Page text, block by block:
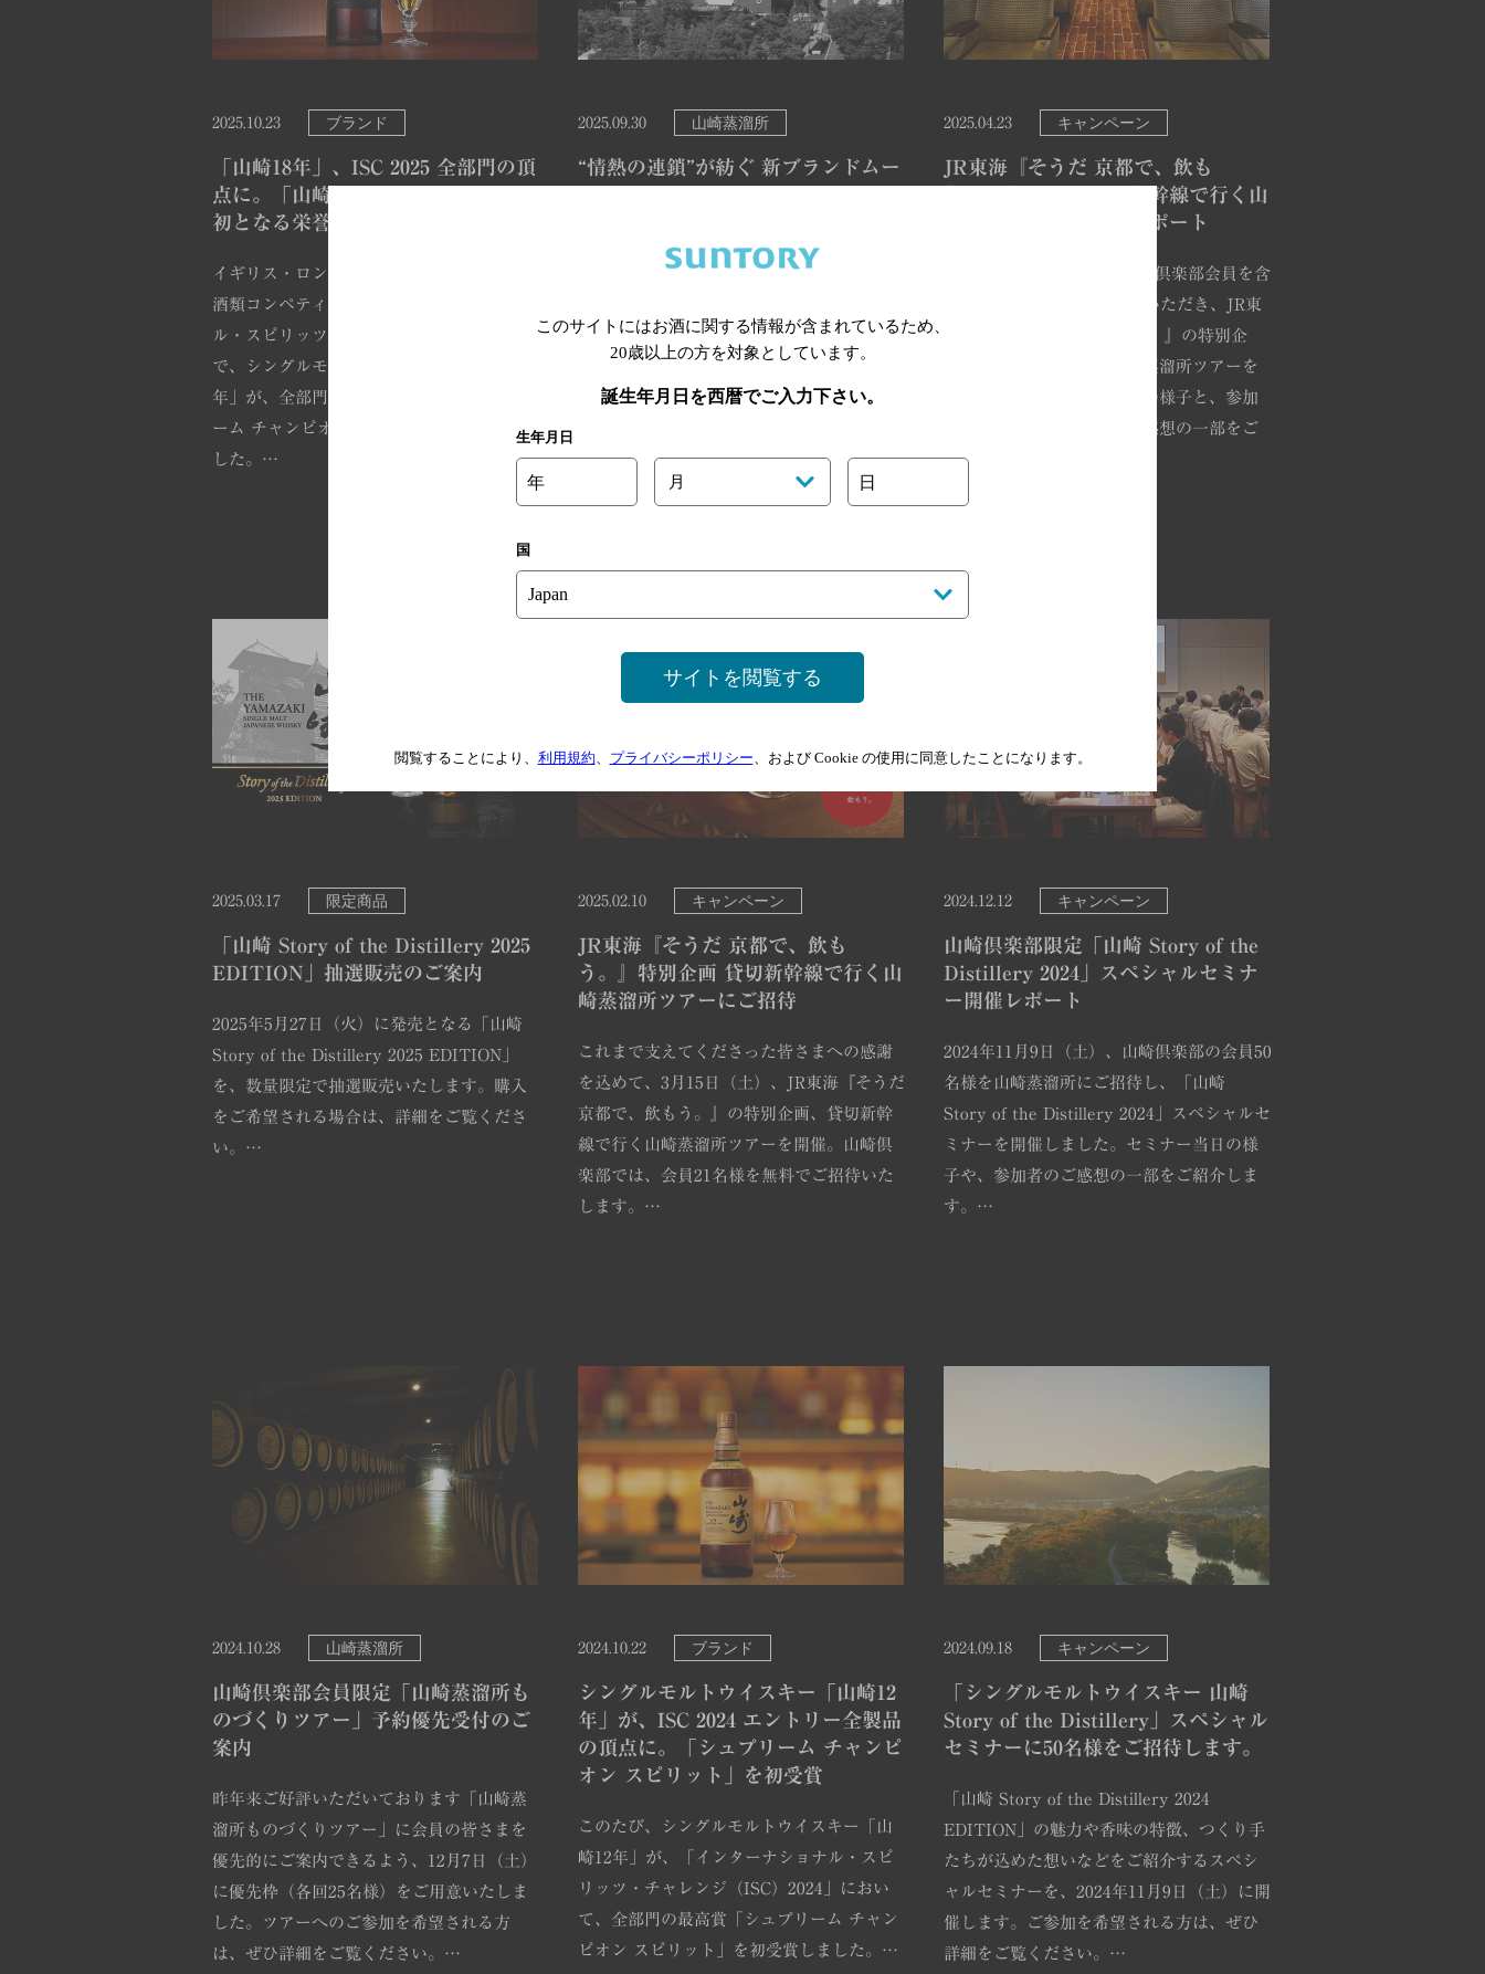
2025.10.23 ブランド
「山崎18年」、ISC 2025 全部門の頂
点に。「山崎」ブランドが ISC 史上
初となる栄誉を獲得。
イギリス・ロンドンで開催された世界的な
酒類コンペティション「インターナショナ
ル・スピリッツ・チャレンジ（ISC）2025」
で、シングルモルトウイスキー「山崎18
年」が、全部門における最高賞「シュプリ
ーム チャンピオン スピリット」を受賞しま
した。…
2025.09.30 山崎蒸溜所
“情熱の連鎖”が紡ぐ 新ブランドムー
山崎蒸溜所の職員たちの声をもとに、時を
くりへの想いを表現した「山崎」のブラン
ドムービーをご覧ください。…
2025.04.23 キャンペーン
JR東海『そうだ 京都で、飲も
う。』特別企画 貸切新幹線で行く山
崎蒸溜所ツアー 開催レポート
2025年3月15日（土）、山崎倶楽部会員を含
む約40名のゲストにご参加いただき、JR東
海『そうだ 京都で、飲もう。』の特別企
画、貸切新幹線で行く山崎蒸溜所ツアーを
実施しました。ツアー当日の様子と、参加
者からお寄せいただいたご感想の一部をご
紹介いたします。…
2025.03.17 限定商品
「山崎 Story of the Distillery 2025
EDITION」抽選販売のご案内
2025年5月27日（火）に発売となる「山崎
Story of the Distillery 2025 EDITION」
を、数量限定で抽選販売いたします。購入
をご希望される場合は、詳細をご覧くださ
い。…
2025.02.10 キャンペーン
JR東海『そうだ 京都で、飲も
う。』特別企画 貸切新幹線で行く山
崎蒸溜所ツアーにご招待
これまで支えてくださった皆さまへの感謝
を込めて、3月15日（土）、JR東海『そうだ
京都で、飲もう。』の特別企画、貸切新幹
線で行く山崎蒸溜所ツアーを開催。山崎倶
楽部では、会員21名様を無料でご招待いた
します。…
2024.12.12 キャンペーン
山崎倶楽部限定「山崎 Story of the
Distillery 2024」スペシャルセミナ
ー開催レポート
2024年11月9日（土）、山崎倶楽部の会員50
名様を山崎蒸溜所にご招待し、「山崎
Story of the Distillery 2024」スペシャルセ
ミナーを開催しました。セミナー当日の様
子や、参加者のご感想の一部をご紹介しま
す。…
2024.10.28 山崎蒸溜所
山崎倶楽部会員限定「山崎蒸溜所も
のづくりツアー」予約優先受付のご
案内
昨年来ご好評いただいております「山崎蒸
溜所ものづくりツアー」に会員の皆さまを
優先的にご案内できるよう、12月7日（土）
に優先枠（各回25名様）をご用意いたしま
した。ツアーへのご参加を希望される方
は、ぜひ詳細をご覧ください。…
2024.10.22 ブランド
シングルモルトウイスキー「山崎12
年」が、ISC 2024 エントリー全製品
の頂点に。「シュプリーム チャンピ
オン スピリット」を初受賞
このたび、シングルモルトウイスキー「山
崎12年」が、「インターナショナル・スピ
リッツ・チャレンジ（ISC）2024」におい
て、全部門の最高賞「シュプリーム チャン
ピオン スピリット」を初受賞しました。…
2024.09.18 キャンペーン
「シングルモルトウイスキー 山崎
Story of the Distillery」スペシャル
セミナーに50名様をご招待します。
「山崎 Story of the Distillery 2024
EDITION」の魅力や香味の特徴、つくり手
たちが込めた想いなどをご紹介するスペシ
ャルセミナーを、2024年11月9日（土）に開
催します。ご参加を希望される方は、ぜひ
詳細をご覧ください。…
このサイトにはお酒に関する情報が含まれているため、
20歳以上の方を対象としています。
誕生年月日を西暦でご入力下さい。
生年月日
年 月 日
国
サイトを閲覧する
閲覧することにより、 利用規約、 プライバシーポリシー、および Cookie の使用に同意したことになります。